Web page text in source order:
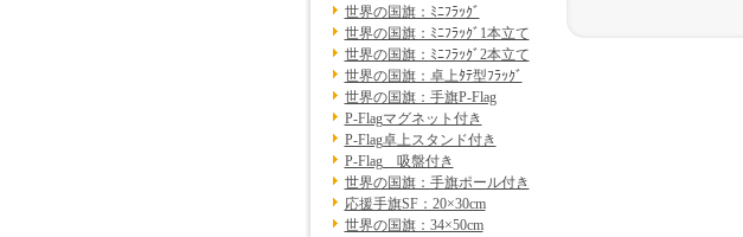
世界の国旗：ﾐﾆﾌﾗｯｸﾞ
世界の国旗：ﾐﾆﾌﾗｯｸﾞ1本立て
世界の国旗：ﾐﾆﾌﾗｯｸﾞ2本立て
世界の国旗：卓上ﾀﾃ型ﾌﾗｯｸﾞ
世界の国旗：手旗P-Flag
P-Flagマグネット付き
P-Flag卓上スタンド付き
P-Flag 吸盤付き
世界の国旗：手旗ポール付き
応援手旗SF：20×30cm
世界の国旗：34×50cm